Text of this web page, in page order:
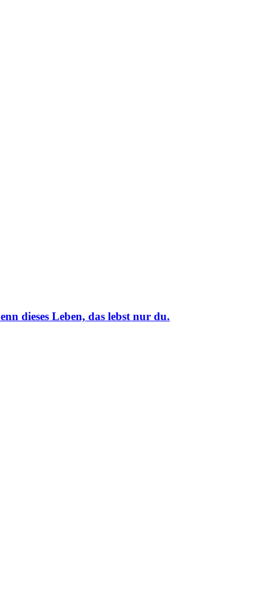
dieses Leben, das lebst nur du.